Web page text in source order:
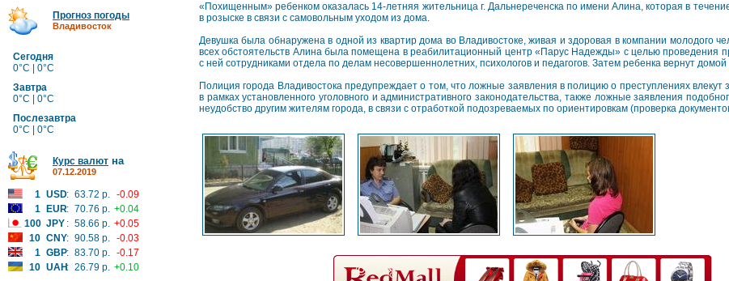
Прогноз погоды
Владивосток
Сегодня
0°C | 0°C
Завтра
0°C | 0°C
Послезавтра
0°C | 0°C
Курс валют на
07.12.2019
1 USD: 63.72 р. -0.09
1
EUR: 70.76 р. +0.04
100 JPY : 58.66 р. +0.05
10 CNY: 90.58 р. -0.03
1 GBP: 83.70 р. -0.17
10 UAH: 26.79 р. +0.10
«Похищенным» ребенком оказалась 14-летняя жительница г. Дальнереченска по имени Алина, которая в
в розыске в связи с самовольным уходом из дома.
Девушка была обнаружена в одной из квартир дома во Владивостоке, живая и здоровая в компании молодого
всех обстоятельств Алина была помещена в реабилитационный центр «Парус Надежды» с целью проведения
с ней сотрудниками отдела по делам несовершеннолетних, психологов и педагогов. Затем ребенка вернут
Полиция города Владивостока предупреждает о том, что ложные заявления в полицию о преступлениях влекут
в рамках установленного уголовного и административного законодательства, также ложные заявления
неудобство другим жителям города, в связи с отработкой подозреваемых по ориентировкам (проверка